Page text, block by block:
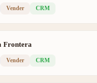
Vender CRM
Frontera
Vender CRM